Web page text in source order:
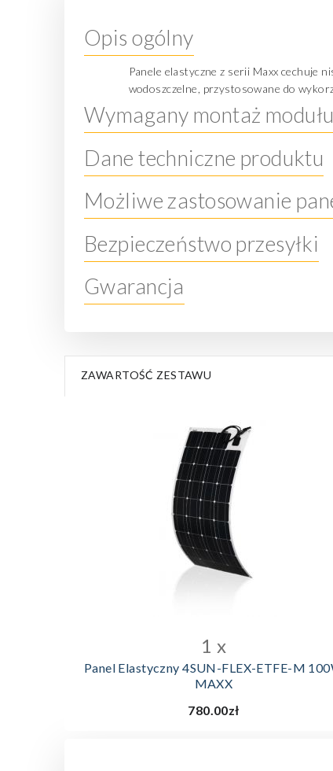
Opis ogólny
Panele elastyczne z serii Maxx cechuje
wodoszczelne, przystosowane do
Wymagany montaż modułu
Dane techniczne produktu
Możliwe zastosowanie
Bezpieczeństwo przesyłki
Gwarancja
ZAWARTOŚĆ ZESTAWU
1 x
Panel Elastyczny 4SUN-FLEX-ETFE-M
MAXX
780.00zł